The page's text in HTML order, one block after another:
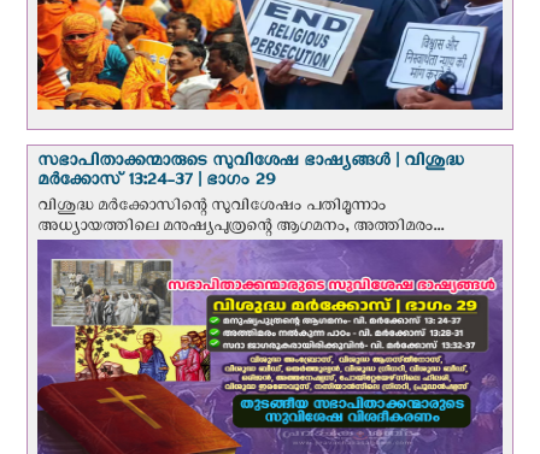
സഭാപിതാക്കന്മാരുടെ സുവിശേഷ ഭാഷ്യങ്ങള്‍ | വിശുദ്ധ
മര്‍ക്കോസ് 13:24-37 | ഭാഗം 29
വിശുദ്ധ മര്‍ക്കോസിന്റെ സുവിശേഷം പതിമൂന്നാം
അധ്യായത്തിലെ മനുഷ്യപുത്രന്റെ ആഗമനം, അത്തിമരം...